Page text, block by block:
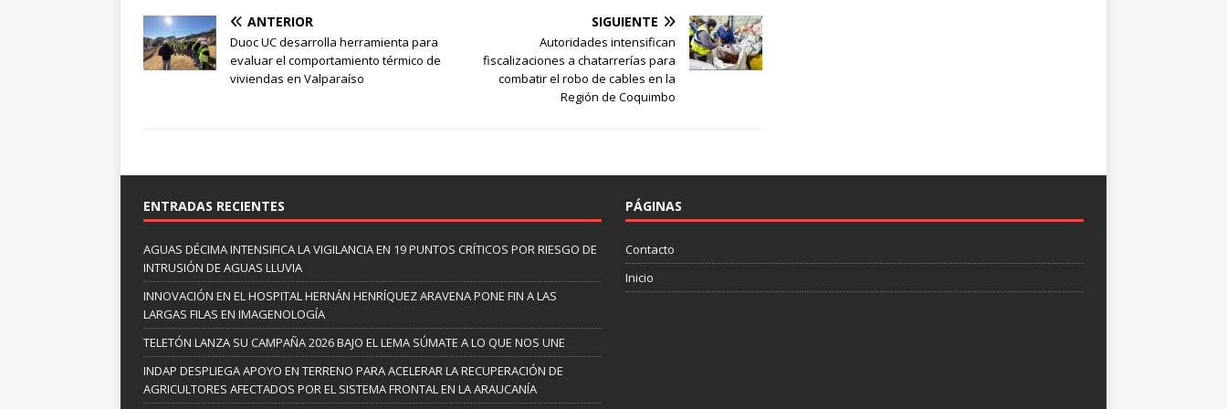
ANTERIOR
Duoc UC desarrolla herramienta para
evaluar el comportamiento térmico de
viviendas en Valparaíso
SIGUIENTE
Autoridades intensifican
fiscalizaciones a chatarrerías para
combatir el robo de cables en la
Región de Coquimbo
ENTRADAS RECIENTES
AGUAS DÉCIMA INTENSIFICA LA VIGILANCIA EN 19 PUNTOS CRÍTICOS POR RIESGO DE
INTRUSIÓN DE AGUAS LLUVIA
INNOVACIÓN EN EL HOSPITAL HERNÁN HENRÍQUEZ ARAVENA PONE FIN A LAS
LARGAS FILAS EN IMAGENOLOGÍA
TELETÓN LANZA SU CAMPAÑA 2026 BAJO EL LEMA SÚMATE A LO QUE NOS UNE
INDAP DESPLIEGA APOYO EN TERRENO PARA ACELERAR LA RECUPERACIÓN DE
AGRICULTORES AFECTADOS POR EL SISTEMA FRONTAL EN LA ARAUCANÍA
PÁGINAS
Contacto
Inicio